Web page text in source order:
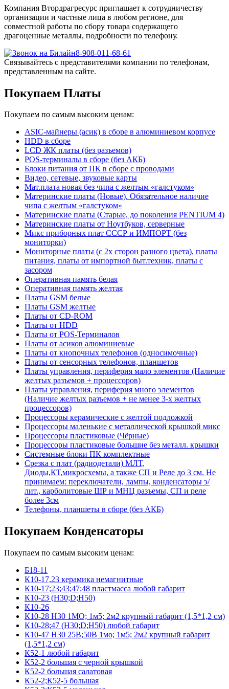
Компания Втордрагресурс приглашает к сотрудничеству
организации и частные лица в любом регионе, для
совместной работы по сбору товара содержащего
драгоценные металлы, подробности по телефону.
8-908-011-68-61
Связывайтесь с представителями компании по телефонам,
представленным на сайте.
Покупаем Платы
Покупаем по самым высоким ценам:
ASIC-майнеры (асик) в сборе в алюминиевом корпусе
HDD в сборе
LCD ЖК платы (без разъемов)
POS-терминалы в сборе (без АКБ)
Блоки питания от ПК в сборе с проводами
Видео, сетевые, звуковые карты
Мат.плата новая без чипа с желтым «галстуком»
Материнские платы (Новые). Обязательное наличие
чипа с желтым «галстуком»
Материнские платы (Старые, до поколения PENTIUM 4)
Материнские платы от Ноутбуков, серверные
Микс приборных плат СССР и ИМПОРТ (без
мониторки)
Мониторные платы (с 2х сторон разного цвета), платы
питания, платы от импортной быт.техник, платы с
засором
Оперативная память белая
Оперативная память желтая
Платы GSM белые
Платы GSM желтые
Платы от CD-ROM
Платы от HDD
Платы от POS-Терминалов
Платы от асиков алюминиевые
Платы от кнопочных телефонов (односимочные)
Платы от сенсорных телефонов, планшетов
Платы управления, периферия мало элементов (Наличие
желтых разъемов + процессоров)
Платы управления, периферия много элементов
(Наличие желтых разъемов + не менее 3-х желтых
процессоров)
Процессоры керамические с желтой подложкой
Процессоры маленькие с металлической крышкой микс
Процессоры пластиковые (Чёрные)
Процессоры пластиковые большие без металл. крышки
Системные блоки ПК комплектные
Срезка с плат (радиодетали) МЛТ,
Диоды,КТ,микросхемы, а также СП и Реле до 3 см. Не
принимаем: переключатели, лампы, конденсаторы э/
лит., карболитовые ШР и МНЦ разъемы, СП и реле
более 3см
Телефоны, планшеты в сборе (без АКБ)
Покупаем Конденсаторы
Покупаем по самым высоким ценам:
Б18-11
К10-17,23 керамика немагнитные
К10-17;23;43;47;48 пластмасса любой габарит
К10-23 (Н30;D;Н50)
К10-26
К10-28 Н30 1МО; 1м5; 2м2 крупный габарит (1,5*1,2 см)
К10-28;47 (Н30;D;Н50) любой габарит
К10-47 Н30 25В;50В 1мо; 1м5; 2м2 крупный габарит
(1,5*1,2 см)
К52-1 любой габарит
К52-2 большая с черной крышкой
К52-2 большая салатовая
К52-2;К52-5 большая